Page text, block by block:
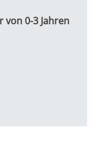
0-3 Jahren